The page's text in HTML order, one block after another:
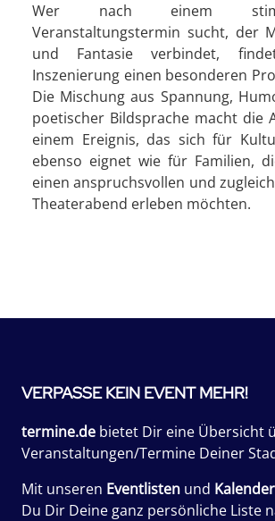
Wer nach einem
Veranstaltungstermin sucht, der
und Fantasie verbindet,
Inszenierung einen besonderen
Die Mischung aus Spannung,
poetischer Bildsprache macht die
einem Ereignis, das sich für
ebenso eignet wie für Familien,
einen anspruchsvollen und
Theaterabend erleben möchten.
VERPASSE KEIN EVENT MEHR!
termine.de bietet Dir eine Übersicht
Veranstaltungen/Termine Deiner
Mit unseren Eventlisten und
Du Dir Deine ganz persönliche Liste